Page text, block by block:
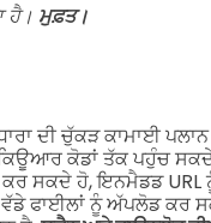
ਹੈ। ਮੁਫ਼ਤ।
ਦੀ ਚੁੱਕੜ ਕਾਮਾਈ
ਕਿਊਆਰ ਕੋਡਾਂ ਤੱਕ ਪਹੁੰਚ
ਕਰ ਸਕਦੇ ਹੋ, ਇਨਮੈਡਡ
ਫਾਈਲਾਂ ਨੂੰ ਅੱਪਲੋਡ ਕਰ